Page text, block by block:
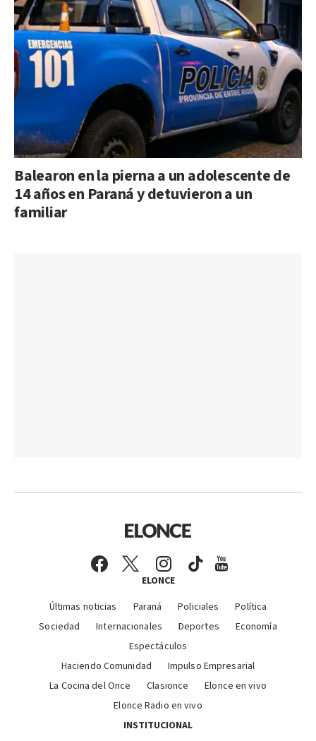
Balearon en la pierna a un adolescente de
14 años en Paraná y detuvieron a un
familiar
ELONCE
Últimas noticias Paraná Policiales
Política
Sociedad
Internacionales Deportes
Economía
Espectáculos
Haciendo Comunidad
Impulso Empresarial
La Cocina del Once
Clasionce
Elonce en vivo
Elonce Radio en vivo
INSTITUCIONAL